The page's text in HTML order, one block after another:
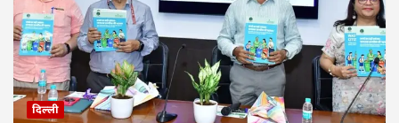
दिल्ली